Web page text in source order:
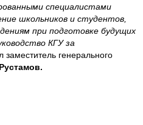
специалистами
школьников и студентов,
при подготовке будущих
КГУ за
заместитель генерального